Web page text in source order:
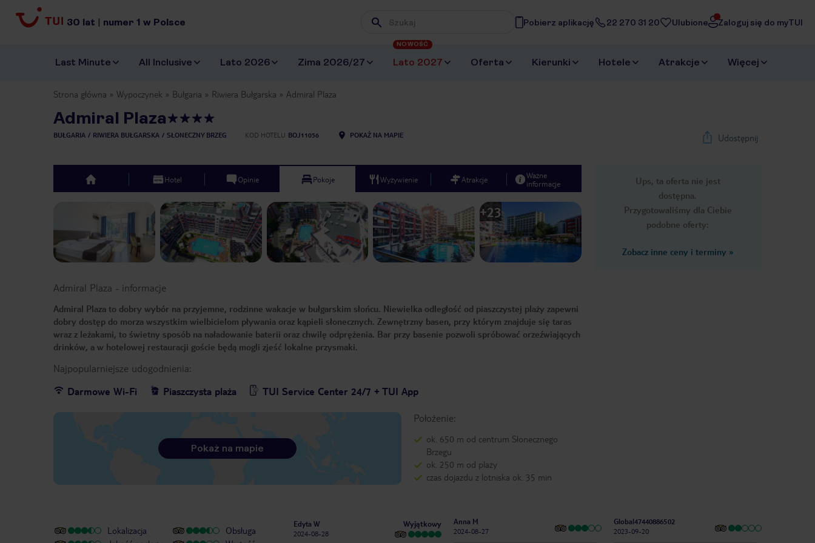
30 lat | numer 1 w Polsce Wpisz frazę, której szukasz
Pobierz aplikację 22 270 31 20 Ulubione Zaloguj się do myTUI
Last Minute All Inclusive Lato 2026 Zima 2026/27 Lato 2027
NOWOŚĆ
Oferta Kierunki Hotele Atrakcje Więcej
Strona główna Wypoczynek Bułgaria Riwiera Bułgarska Admiral Plaza
Admiral Plaza
BUŁGARIA RIWIERA BUŁGARSKA SŁONECZNY BRZEG KOD HOTELU BOJ11056 POKAŻ NA MAPIE Udostępnij
Ups, ta oferta nie jest
dostępna.
Przygotowaliśmy dla Ciebie
podobne oferty:
Zobacz inne ceny i terminy »
top Hotel Opinie Pokoje Wyżywienie Atrakcje
Ważne
informacje
Next slide
1/29
+23
Admiral Plaza - informacje
Admiral Plaza to dobry wybór na przyjemne, rodzinne wakacje w bułgarskim słońcu. Niewielka odległość od piaszczystej plaży zapewni
dobry dostęp do morza wszystkim wielbicielom pływania oraz kąpieli słonecznych. Zewnętrzny basen, przy którym znajduje się taras
wraz z leżakami, to świetny sposób na naładowanie baterii oraz chwilę odprężenia. Bar przy basenie pozwoli spróbować orzeźwiających
drinków, a w hotelowej restauracji goście będą mogli zjeść lokalne przysmaki.
Najpopularniejsze udogodnienia:
Darmowe Wi-Fi
Piaszczysta plaża TUI Service Center 24/7 + TUI App
Położenie:
ok. 650 m od centrum Słonecznego
Brzegu
ok. 250 m od plaży
czas dojazdu z lotniska ok. 35 min
Pokaż na mapie
Lokalizacja
Obsługa
Edyta W
2024-08-28
Wyjątkowy
Anna M
2024-08-27
Global47440886502
2023-09-20